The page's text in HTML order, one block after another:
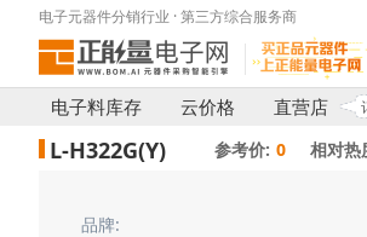
电子元器件分销行业 · 第三方综合服务商
电子料库存 云价格 直营店
L-H322G(Y) 参考价: 0 相对热
品牌: